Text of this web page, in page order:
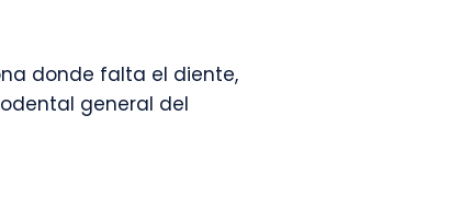
donde falta el diente,
general del